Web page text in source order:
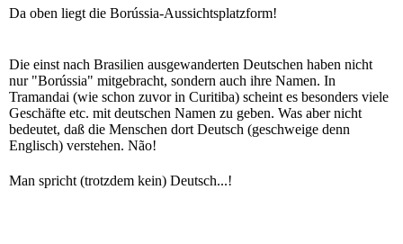
Da oben liegt die Borússia-Aussichtsplatzform!
Die einst nach Brasilien ausgewanderten Deutschen haben nicht
nur "Borússia" mitgebracht, sondern auch ihre Namen. In
Tramandai (wie schon zuvor in Curitiba) scheint es besonders viele
Geschäfte etc. mit deutschen Namen zu geben. Was aber nicht
bedeutet, daß die Menschen dort Deutsch (geschweige denn
Englisch) verstehen. Não!
Man spricht (trotzdem kein) Deutsch...!